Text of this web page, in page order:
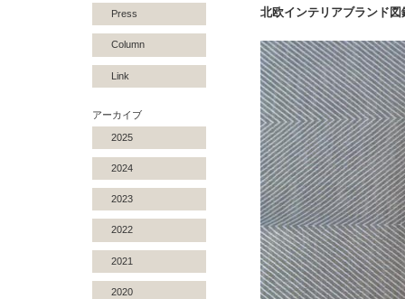
Press
Column
Link
アーカイブ
2025
2024
2023
2022
2021
2020
北欧インテリアブランド図